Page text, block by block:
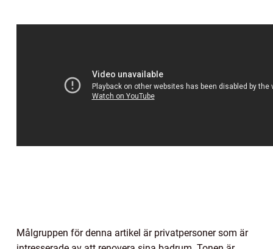
Målgruppen för denna artikel är privatpersoner som är